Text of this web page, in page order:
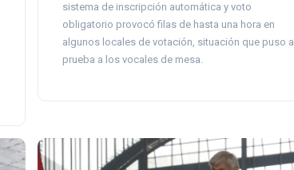
sistema de inscripción automática y voto
obligatorio provocó filas de hasta una hora en
algunos locales de votación, situación que puso a
prueba a los vocales de mesa.